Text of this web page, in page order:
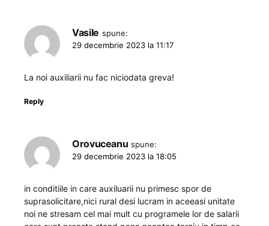
Vasile spune:
29 decembrie 2023 la 11:17
La noi auxiliarii nu fac niciodata greva!
Reply
Orovuceanu spune:
29 decembrie 2023 la 18:05
in conditiile in care auxiluarii nu primesc spor de
suprasolicitare,nici rural desi lucram in aceeasi unitate
noi ne stresam cel mai mult cu programele lor de salarii